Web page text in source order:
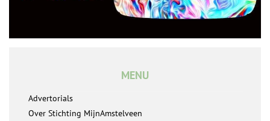
MENU
Advertorials
Over Stichting MijnAmstelveen